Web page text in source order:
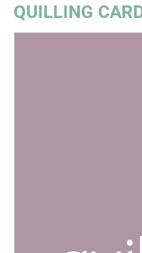
QUILLING